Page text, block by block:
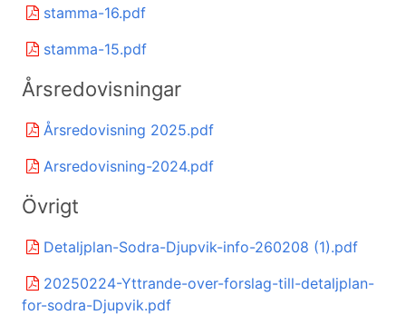
stamma-16.pdf
stamma-15.pdf
Årsredovisningar
Årsredovisning 2025.pdf
Arsredovisning-2024.pdf
Övrigt
Detaljplan-Sodra-Djupvik-info-260208 (1).pdf
20250224-Yttrande-over-forslag-till-detaljplan-
for-sodra-Djupvik.pdf